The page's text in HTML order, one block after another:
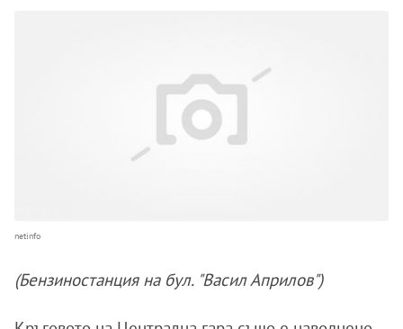
netinfo
(Бензиностанция на бул. "Васил Априлов")